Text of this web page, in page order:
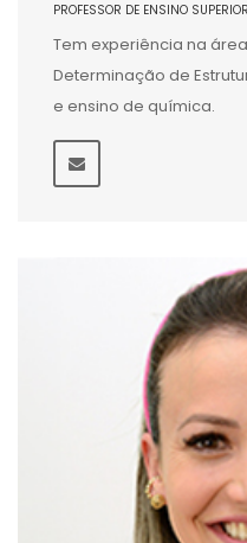
PROFESSOR DE ENSINO SUPERIOR
Tem experiência na
Determinação de
e ensino de química.